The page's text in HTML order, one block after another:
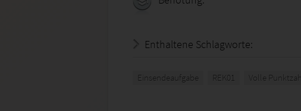
Enthaltene Schlagworte:
Einsendeaufgabe REK01 Volle Punktzahl